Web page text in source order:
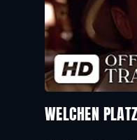
WELCHEN